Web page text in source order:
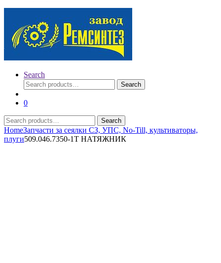
Search
Search
for:
Search
0
Search
for:
Search
HomeЗапчасти за сеялки СЗ, УПС, No-Till, культиваторы,
плуги509.046.7350-1Т НАТЯЖНИК